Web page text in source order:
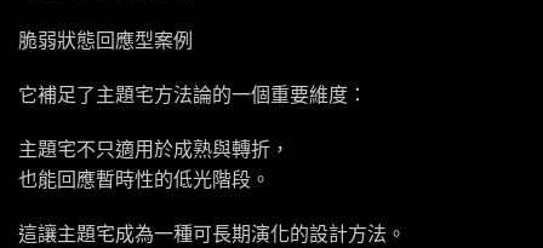
脆弱狀態回應型案例
它補足了主題宅方法論的一個重要維度：
主題宅不只適用於成熟與轉折，
也能回應暫時性的低光階段。
這讓主題宅成為一種可長期演化的設計方法。